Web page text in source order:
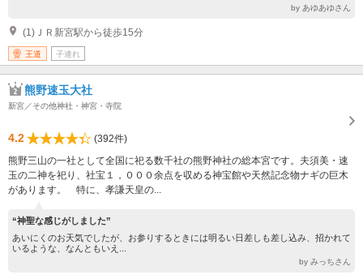
by あゆあゆさん
(1)ＪＲ新宮駅から徒歩15分
王道 子連れ
熊野速玉大社
新宮／その他神社・神宮・寺院
4.2
(392件)
熊野三山の一社として全国に祀る数千社の熊野神社の総本宮です。夫須美・速
玉の二神を祀り、社宝１，０００余点を収める神宝館や天然記念物ナギの巨木
があります。 特に、孝謙天皇の...
“神聖な感じがしました”
あいにくのお天気でしたが、お参りするときには明るい日差しも差し込み、招かれて
いるような、なんともいえ...
by みっちさん